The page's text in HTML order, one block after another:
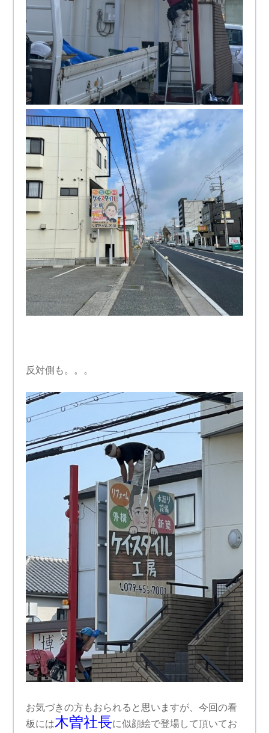
反対側も。。。
お気づきの方もおられると思いますが、今回の看
板には木曽社長に似顔絵で登場して頂いてお